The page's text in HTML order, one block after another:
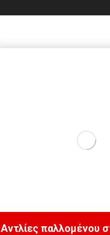
Αντλίες παλλομένου